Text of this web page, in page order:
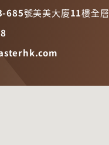
685號美美大廈11樓全層